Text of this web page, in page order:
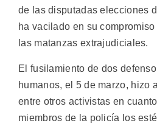
de las disputadas elecciones
ha vacilado en su
las matanzas extrajudiciales.
El fusilamiento de dos
humanos, el 5 de marzo, hizo
entre otros activistas en
miembros de la policía los